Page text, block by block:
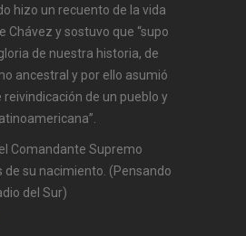
hizo un recuento de la vida
Chávez y sostuvo que “supo
de nuestra historia, de
ancestral y por ello asumió
reivindicación de un pueblo y
Comandante Supremo
de su nacimiento. (Pensando
del Sur)